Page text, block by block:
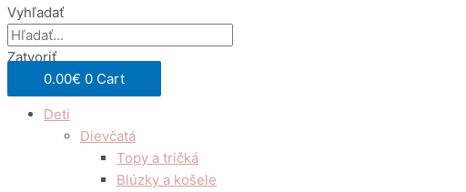
Vyhľadať
Zatvoriť
0.00€ 0 Cart
Deti
Dievčatá
Topy a tričká
Blúzky a košele